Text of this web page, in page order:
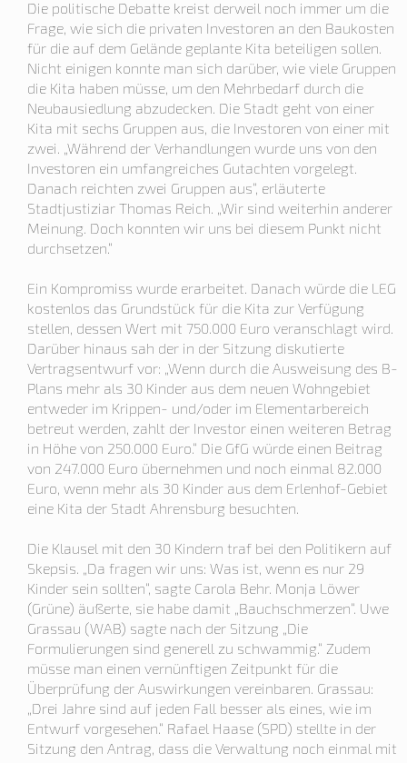
Die politische Debatte kreist derweil noch immer um die
Frage, wie sich die privaten Investoren an den Baukosten
für die auf dem Gelände geplante Kita beteiligen sollen.
Nicht einigen konnte man sich darüber, wie viele Gruppen
die Kita haben müsse, um den Mehrbedarf durch die
Neubausiedlung abzudecken. Die Stadt geht von einer
Kita mit sechs Gruppen aus, die Investoren von einer mit
zwei. „Während der Verhandlungen wurde uns von den
Investoren ein umfangreiches Gutachten vorgelegt.
Danach reichten zwei Gruppen aus“, erläuterte
Stadtjustiziar Thomas Reich. „Wir sind weiterhin anderer
Meinung. Doch konnten wir uns bei diesem Punkt nicht
durchsetzen.“
Ein Kompromiss wurde erarbeitet. Danach würde die LEG
kostenlos das Grundstück für die Kita zur Verfügung
stellen, dessen Wert mit 750.000 Euro veranschlagt wird.
Darüber hinaus sah der in der Sitzung diskutierte
Vertragsentwurf vor: „Wenn durch die Ausweisung des B-
Plans mehr als 30 Kinder aus dem neuen Wohngebiet
entweder im Krippen- und/oder im Elementarbereich
betreut werden, zahlt der Investor einen weiteren Betrag
in Höhe von 250.000 Euro.“ Die GfG würde einen Beitrag
von 247.000 Euro übernehmen und noch einmal 82.000
Euro, wenn mehr als 30 Kinder aus dem Erlenhof-Gebiet
eine Kita der Stadt Ahrensburg besuchten.
Die Klausel mit den 30 Kindern traf bei den Politikern auf
Skepsis. „Da fragen wir uns: Was ist, wenn es nur 29
Kinder sein sollten“, sagte Carola Behr. Monja Löwer
(Grüne) äußerte, sie habe damit „Bauchschmerzen“. Uwe
Grassau (WAB) sagte nach der Sitzung „Die
Formulierungen sind generell zu schwammig.“ Zudem
müsse man einen vernünftigen Zeitpunkt für die
Überprüfung der Auswirkungen vereinbaren. Grassau:
„Drei Jahre sind auf jeden Fall besser als eines, wie im
Entwurf vorgesehen.“ Rafael Haase (SPD) stellte in der
Sitzung den Antrag, dass die Verwaltung noch einmal mit